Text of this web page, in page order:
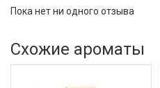
Пока нет ни одного отзыва
Схожие ароматы